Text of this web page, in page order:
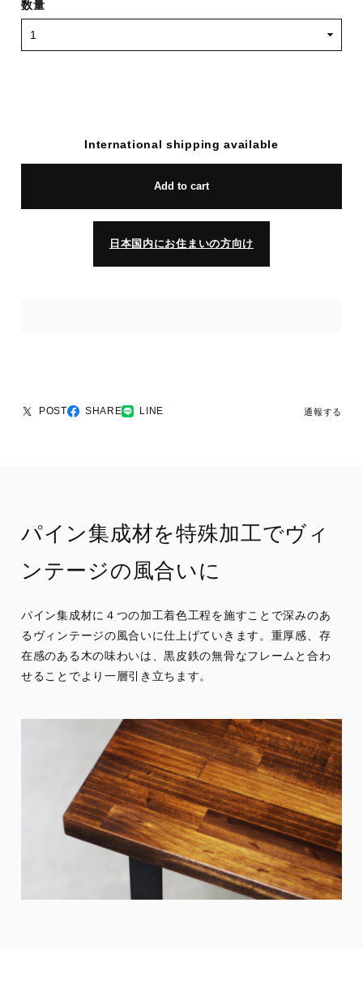
数量
International shipping available
Add to cart
日本国内にお住まいの方向け
POST SHARE LINE 通報する
パイン集成材を特殊加工でヴィ
ンテージの風合いに
パイン集成材に４つの加工着色工程を施すことで深みのあ
るヴィンテージの風合いに仕上げていきます。重厚感、存
在感のある木の味わいは、黒皮鉄の無骨なフレームと合わ
せることでより一層引き立ちます。